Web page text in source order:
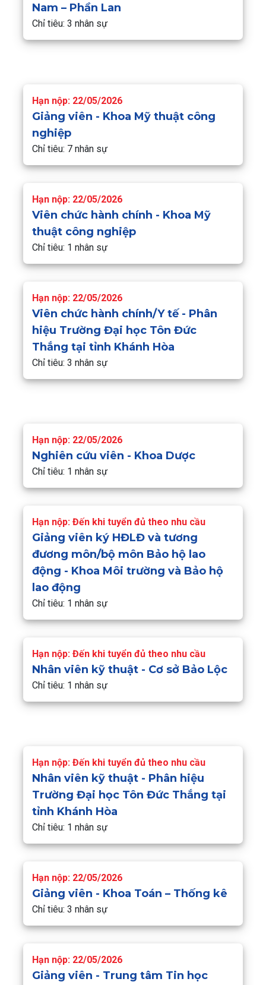
Nam – Phần Lan
Chỉ tiêu: 3 nhân sự
Hạn nộp: 22/05/2026
Giảng viên - Khoa Mỹ thuật công
nghiệp
Chỉ tiêu: 7 nhân sự
Hạn nộp: 22/05/2026
Viên chức hành chính - Khoa Mỹ
thuật công nghiệp
Chỉ tiêu: 1 nhân sự
Hạn nộp: 22/05/2026
Viên chức hành chính/Y tế - Phân
hiệu Trường Đại học Tôn Đức
Thắng tại tỉnh Khánh Hòa
Chỉ tiêu: 3 nhân sự
Hạn nộp: 22/05/2026
Nghiên cứu viên - Khoa Dược
Chỉ tiêu: 1 nhân sự
Hạn nộp: Đến khi tuyển đủ theo nhu cầu
Giảng viên ký HĐLĐ và tương
đương môn/bộ môn Bảo hộ lao
động - Khoa Môi trường và Bảo hộ
lao động
Chỉ tiêu: 1 nhân sự
Hạn nộp: Đến khi tuyển đủ theo nhu cầu
Nhân viên kỹ thuật - Cơ sở Bảo Lộc
Chỉ tiêu: 1 nhân sự
Hạn nộp: Đến khi tuyển đủ theo nhu cầu
Nhân viên kỹ thuật - Phân hiệu
Trường Đại học Tôn Đức Thắng tại
tỉnh Khánh Hòa
Chỉ tiêu: 1 nhân sự
Hạn nộp: 22/05/2026
Giảng viên - Khoa Toán – Thống kê
Chỉ tiêu: 3 nhân sự
Hạn nộp: 22/05/2026
Giảng viên - Trung tâm Tin học